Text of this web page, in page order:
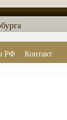
РФ
Контакт